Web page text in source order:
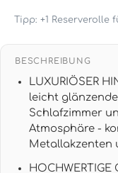
Tipp: +1 Reserverolle
BESCHREIBUNG
LUXURIÖSER
leicht
Schlafzimmer
Atmosphäre -
Metallakzenten